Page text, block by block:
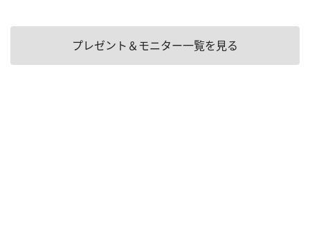
プレゼント＆モニター一覧を見る